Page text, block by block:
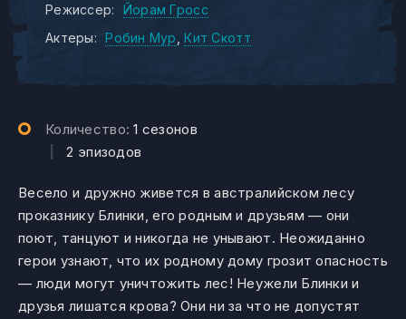
Режиссер:
Йорам Гросс
Актеры:
Робин Мур Кит Скотт
Количество:1 сезонов
|2 эпизодов
Весело и дружно живется в австралийском лесу
проказнику Блинки, его родным и друзьям — они
поют, танцуют и никогда не унывают. Неожиданно
герои узнают, что их родному дому грозит опасность
— люди могут уничтожить лес! Неужели Блинки и
друзья лишатся крова? Они ни за что не допустят